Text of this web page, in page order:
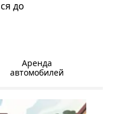
до
Аренда
автомобилей